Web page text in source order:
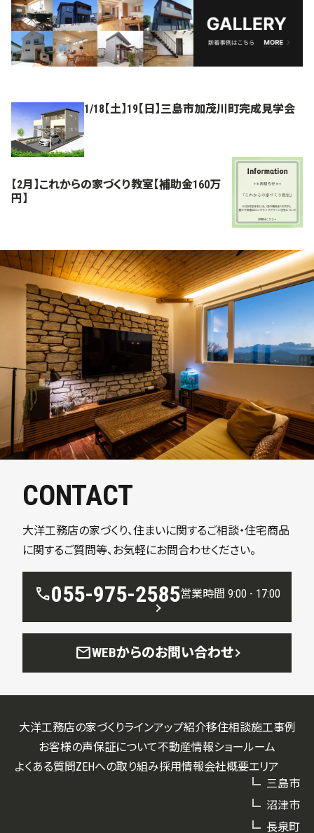
1/18【土】19【日】三島市加茂川町完成見学会
【2月】これからの家づくり教室【補助金160万
円】
CONTACT
大洋工務店の家づくり、住まいに関するご相談・住宅商品
に関するご質問等、お気軽にお問合わせください。
call055-975-2585営業時間 9:00 - 17:00
mailWEBからのお問い合わせ
大洋工務店の家づくりラインアップ紹介移住相談施工事例
お客様の声保証について不動産情報ショールーム
よくある質問ZEHへの取り組み採用情報会社概要エリア
三島市
沼津市
長泉町